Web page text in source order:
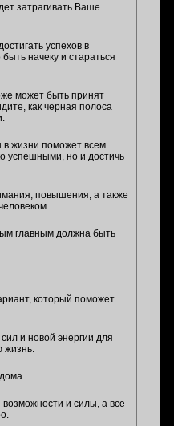
затрагивать Ваше
успехов в
начеку и стараться
может быть принят
как черная полоса
в жизни поможет всем
успешными, но и достичь
повышения, а также
главным должна быть
который поможет
и новой энергии для
жизнь.
и силы, а все